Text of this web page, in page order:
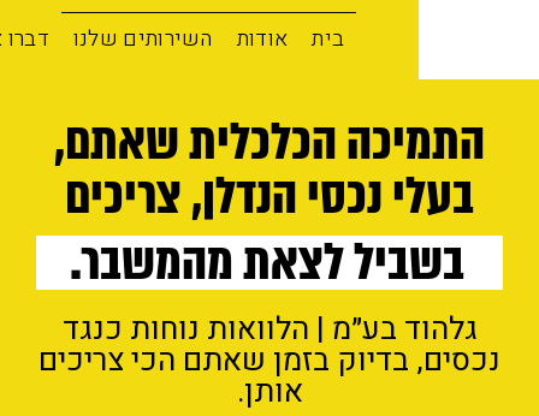
אודות השירותים שלנו דברו איתנו
הכלכלית שאתם,
בעלי נכסי הנדלן, צריכים
בשביל לצאת מהמשבר.
גלהוד בע״מ | הלוואות נוחות כנגד
בדיוק בזמן שאתם הכי צריכים
אותן.